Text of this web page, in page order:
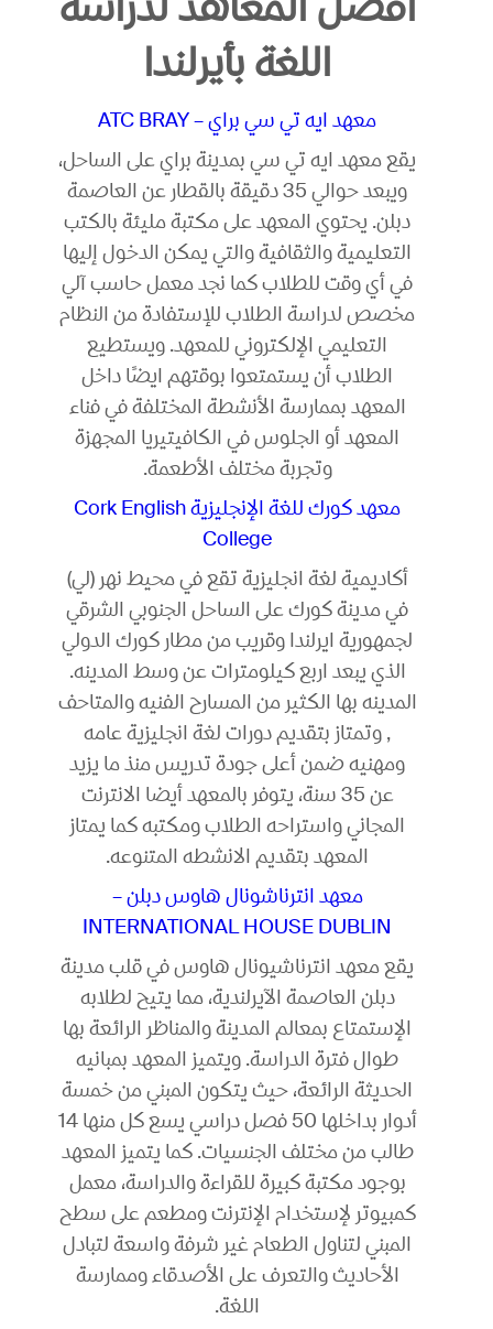
اللغة بأيرلندا
معهد ايه تي سي براي – ATC BRAY
يقع معهد ايه تي سي بمدينة براي على الساحل،
ويبعد حوالي 35 دقيقة بالقطار عن العاصمة
دبلن. يحتوي المعهد على مكتبة مليئة بالكتب
التعليمية والثقافية والتي يمكن الدخول إليها
في أي وقت للطلاب كما نجد معمل حاسب آلي
مخصص لدراسة الطلاب للإستفادة من النظام
التعليمي الإلكتروني للمعهد. ويستطيع
الطلاب أن يستمتعوا بوقتهم ايضًا داخل
المعهد بممارسة الأنشطة المختلفة في فناء
المعهد أو الجلوس في الكافيتيريا المجهزة
وتجربة مختلف الأطعمة.
معهد كورك للغة الإنجليزية Cork English
College
أكاديمية لغة انجليزية تقع في محيط نهر (لي)
في مدينة كورك على الساحل الجنوبي الشرقي
لجمهورية ايرلندا وقريب من مطار كورك الدولي
الذي يبعد اربع كيلومترات عن وسط المدينه.
المدينه بها الكثير من المسارح الفنيه والمتاحف
, وتمتاز بتقديم دورات لغة انجليزية عامه
ومهنيه ضمن أعلى جودة تدريس منذ ما يزيد
عن 35 سنة، يتوفر بالمعهد أيضا الانترنت
المجاني واستراحه الطلاب ومكتبه كما يمتاز
المعهد بتقديم الانشطه المتنوعه.
معهد انترناشونال هاوس دبلن –
INTERNATIONAL HOUSE DUBLIN
يقع معهد انترناشيونال هاوس في قلب مدينة
دبلن العاصمة الآيرلندية، مما يتيح لطلابه
الإستمتاع بمعالم المدينة والمناظر الرائعة بها
طوال فترة الدراسة. ويتميز المعهد بمبانيه
الحديثة الرائعة، حيث يتكون المبني من خمسة
أدوار بداخلها 50 فصل دراسي يسع كل منها 14
طالب من مختلف الجنسيات. كما يتميز المعهد
بوجود مكتبة كبيرة للقراءة والدراسة، معمل
كمبيوتر لإستخدام الإنترنت ومطعم على سطح
المبني لتناول الطعام غير شرفة واسعة لتبادل
الأحاديث والتعرف على الأصدقاء وممارسة
اللغة.